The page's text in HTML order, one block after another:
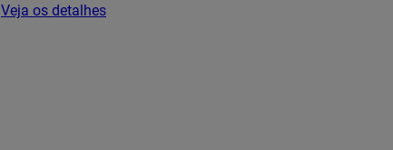
Veja os detalhes